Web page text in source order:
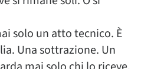
solo un atto tecnico. È
Una sottrazione. Un